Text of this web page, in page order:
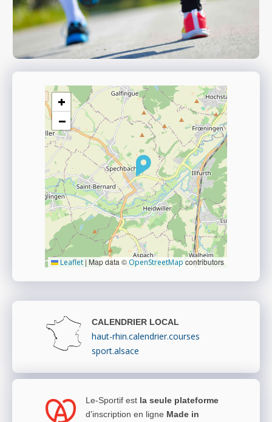
+
−
Leaflet | Map data © OpenStreetMap contributors
CALENDRIER LOCAL
haut-rhin.calendrier.courses
sport.alsace
Le-Sportif est la seule plateforme
d'inscription en ligne Made in